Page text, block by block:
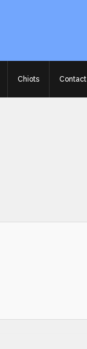
Chiots Contact